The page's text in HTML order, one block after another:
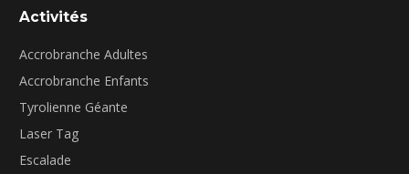
Activités
Accrobranche Adultes
Accrobranche Enfants
Tyrolienne Géante
Laser Tag
Escalade